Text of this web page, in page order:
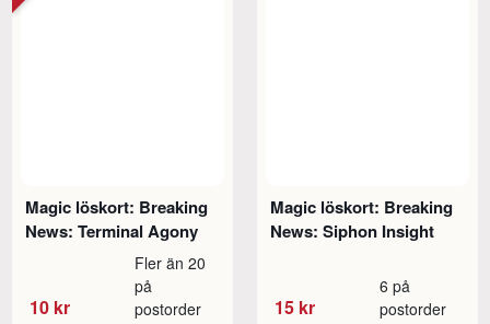
Magic löskort: Breaking
News: Terminal Agony
10 kr
Fler än 20
på
postorder
Magic löskort: Breaking
News: Siphon Insight
15 kr
6 på
postorder